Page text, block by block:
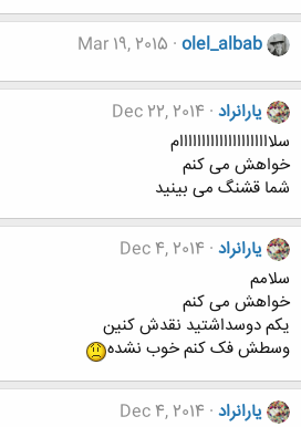
olel_albab
Mar 19, 2015
یارانراد Dec 22, 2014
سلااااااااااااااااااااام
خواهش می کنم
شما قشنگ می بینید
یارانراد Dec 4, 2014
سلامم
خواهش می کنم
یکم دوسداشتید نقدش کنین
وسطش فک کنم خوب نشده
یارانراد Dec 4, 2014